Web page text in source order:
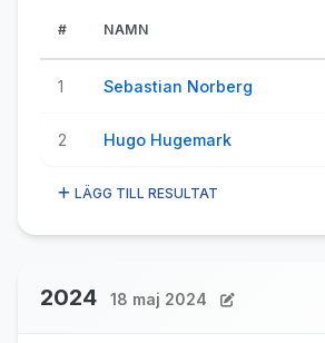
# NAMN
1 Sebastian Norberg
2 Hugo Hugemark
LÄGG TILL RESULTAT
2024 18 maj 2024